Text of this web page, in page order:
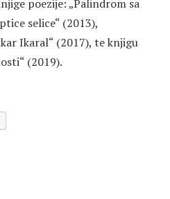
poezije: „Palindrom sa
selice“ (2013),
Ikaral“ (2017), te knjigu
(2019).